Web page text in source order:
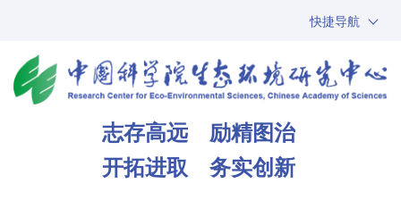
快捷导航
ARP
邮箱
志存高远 励精图治
开拓进取 务实创新